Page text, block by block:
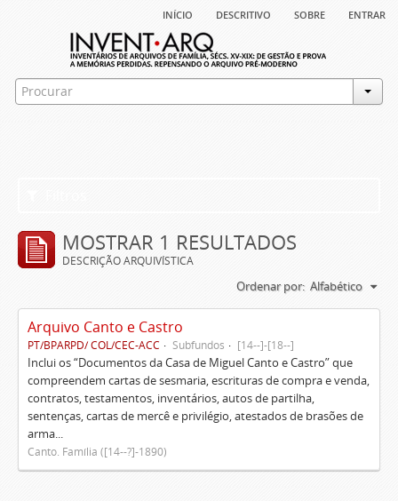
início descritivo sobre entrar
MOSTRAR 1 RESULTADOS
DESCRIÇÃO ARQUIVÍSTICA
Ordenar por: Alfabético
Arquivo Canto e Castro
PT/BPARPD/ COL/CEC-ACC Subfundos [14--]-[18--]
Inclui os “Documentos da Casa de Miguel Canto e Castro” que
compreendem cartas de sesmaria, escrituras de compra e venda,
contratos, testamentos, inventários, autos de partilha,
sentenças, cartas de mercê e privilégio, atestados de brasões de
arma...
Canto. Família ([14--?]-1890)